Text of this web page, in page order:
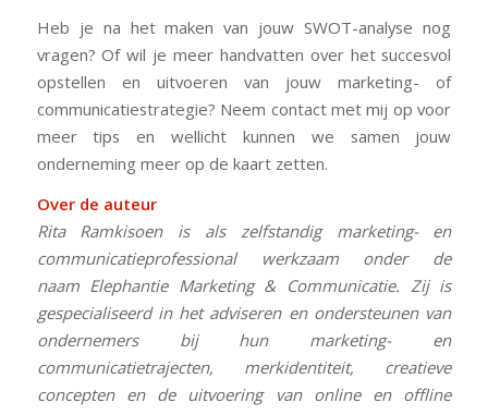
Heb je na het maken van jouw SWOT-analyse nog
vragen? Of wil je meer handvatten over het succesvol
opstellen en uitvoeren van jouw marketing- of
communicatiestrategie? Neem contact met mij op voor
meer tips en wellicht kunnen we samen jouw
onderneming meer op de kaart zetten.
Over de auteur
Rita Ramkisoen is als zelfstandig marketing- en
communicatieprofessional werkzaam onder de
naam Elephantie Marketing & Communicatie. Zij is
gespecialiseerd in het adviseren en ondersteunen van
ondernemers bij hun marketing- en
communicatietrajecten, merkidentiteit, creatieve
concepten en de uitvoering van online en offline